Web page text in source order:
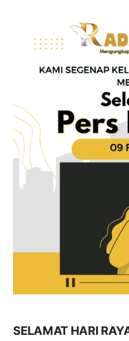
SELAMAT HARI